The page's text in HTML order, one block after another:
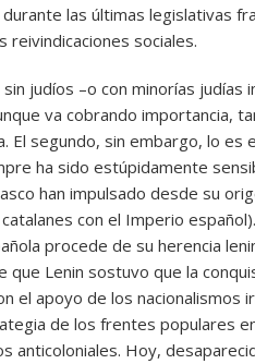
las últimas legislativas
reivindicaciones sociales.
judíos –o con minorías
va cobrando importancia,
El segundo, sin embargo, lo es
ha sido estúpidamente
han impulsado desde su
con el Imperio
procede de su herencia
que Lenin sostuvo que la
el apoyo de los nacionalismos
de los frentes populares
anticoloniales. Hoy,